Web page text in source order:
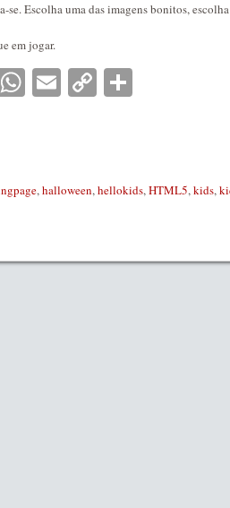
Escolha uma das imagens bonitos,
em jogar.
Messenger
WhatsApp
EmailCopy
,halloween,hellokids,HTML5,kids,